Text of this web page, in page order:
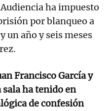
ha impuesto
por blanqueo a
un año y seis meses
Francisco García y
ha tenido en
de confesión